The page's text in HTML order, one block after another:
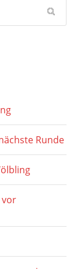
Runde
vor